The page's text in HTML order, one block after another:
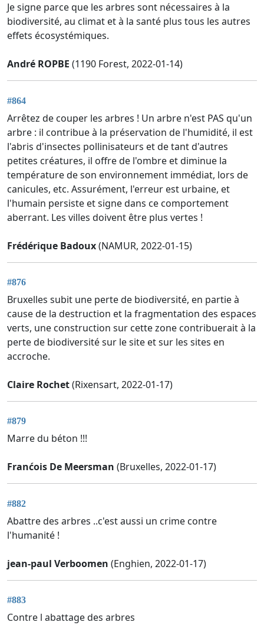
Je signe parce que les arbres sont nécessaires à la
biodiversité, au climat et à la santé plus tous les autres
effets écosystémiques.
André ROPBE (1190 Forest, 2022-01-14)
#864
Arrêtez de couper les arbres ! Un arbre n'est PAS qu'un
arbre : il contribue à la préservation de l'humidité, il est
l'abris d'insectes pollinisateurs et de tant d'autres
petites créatures, il offre de l'ombre et diminue la
température de son environnement immédiat, lors de
canicules, etc. Assurément, l'erreur est urbaine, et
l'humain persiste et signe dans ce comportement
aberrant. Les villes doivent être plus vertes !
Frédérique Badoux(NAMUR, 2022-01-15)
#876
Bruxelles subit une perte de biodiversité, en partie à
cause de la destruction et la fragmentation des espaces
verts, une construction sur cette zone contribuerait à la
perte de biodiversité sur le site et sur les sites en
accroche.
Claire Rochet(Rixensart, 2022-01-17)
#879
Marre du béton !!!
Franćois De Meersman (Bruxelles, 2022-01-17)
#882
Abattre des arbres ..c'est aussi un crime contre
l'humanité !
jean-paul Verboomen (Enghien, 2022-01-17)
#883
Contre l abattage des arbres